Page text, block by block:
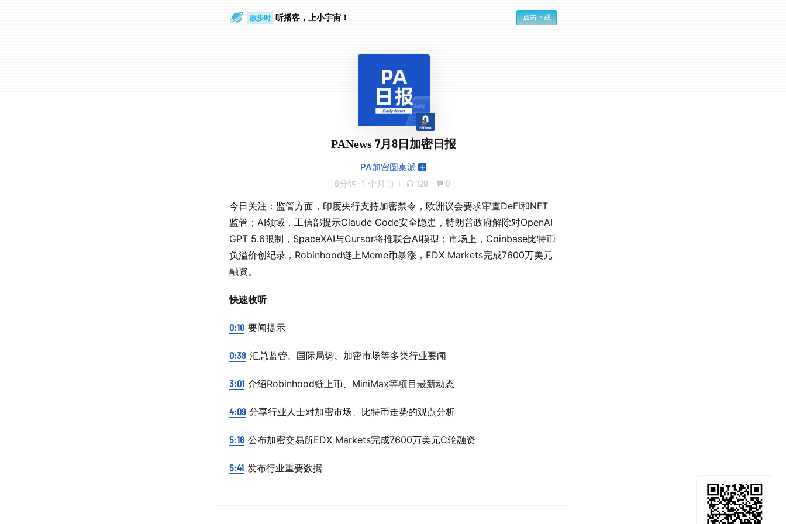
散步时 听播客，上小宇宙！ 点击下载
PANews 7月8日加密日报
PA加密圆桌派
6分钟 · 1 个月前 120 · 0
今日关注：监管方面，印度央行支持加密禁令，欧洲议会要求审查DeFi和NFT
监管；AI领域，工信部提示Claude Code安全隐患，特朗普政府解除对OpenAI
GPT 5.6限制，SpaceXAI与Cursor将推联合AI模型；市场上，Coinbase比特币
负溢价创纪录，Robinhood链上Meme币暴涨，EDX Markets完成7600万美元
融资。
快速收听
0:10 要闻提示
0:38 汇总监管、国际局势、加密市场等多类行业要闻
3:01 介绍Robinhood链上币、MiniMax等项目最新动态
4:09 分享行业人士对加密市场、比特币走势的观点分析
5:16 公布加密交易所EDX Markets完成7600万美元C轮融资
5:41 发布行业重要数据